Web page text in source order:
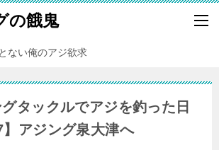
の餓鬼
ない俺のアジ欲求
タックルでアジを釣った日
】アジング泉大津へ